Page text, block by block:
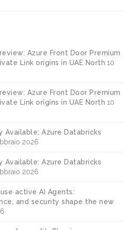
Azure Front Door Premium
Link origins in UAE North 10
Azure Front Door Premium
Link origins in UAE North 10
Available: Azure Databricks
2026
Available: Azure Databricks
2026
active AI Agents:
and security shape the new